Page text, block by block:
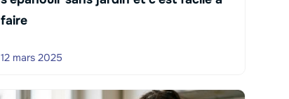
faire
12 mars 2025